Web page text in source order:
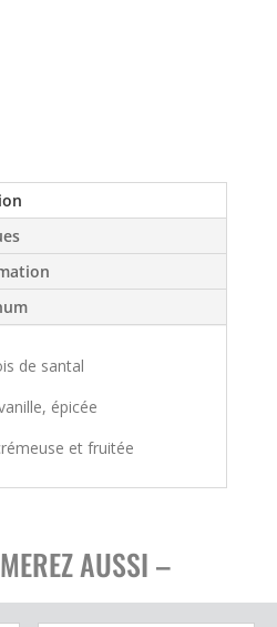
de santal
épicée
et fruitée
AUSSI –